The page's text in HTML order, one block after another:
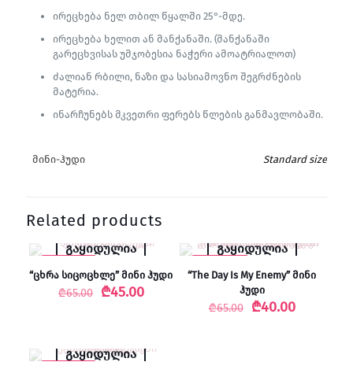
ირეცხება ნელ თბილ წყალში 25°-მდე.
ირეცხება ხელით ან მანქანაში. (მანქანაში
გარეცხვისას უმჯობესია ნაჭერი ამოატრიალოთ)
ძალიან რბილი, ნაზი და სასიამოვნო შეგრძნების
მატერია.
ინარჩუნებს მკვეთრი ფერებს წლების განმავლობაში.
მინი-ჰუდი Standard size
Related products
გაყიდულია
“ცხრა სიცოცხლე” მინი ჰუდი
₾65.00
Original
₾45.00Current
გაყიდულია
“The Day Is My Enemy” მინი
ჰუდი
₾65.00
Original
₾40.00Current
გაყიდულია